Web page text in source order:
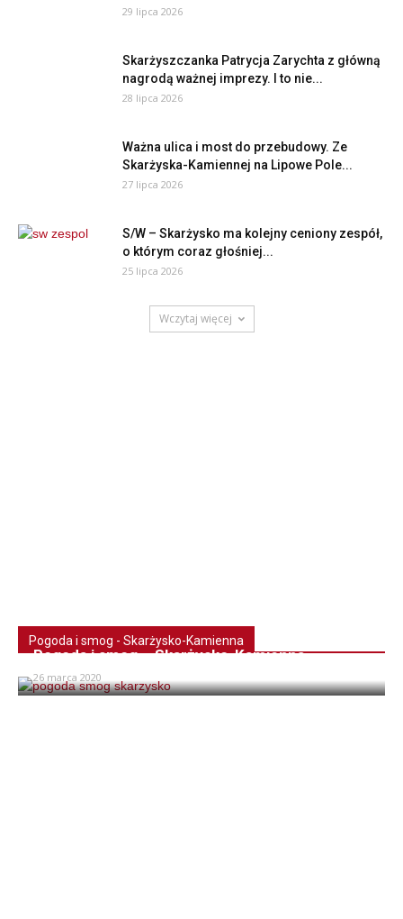
29 lipca 2026
Skarżyszczanka Patrycja Zarychta z główną
nagrodą ważnej imprezy. I to nie...
28 lipca 2026
Ważna ulica i most do przebudowy. Ze
Skarżyska-Kamiennej na Lipowe Pole...
27 lipca 2026
S/W – Skarżysko ma kolejny ceniony zespół,
o którym coraz głośniej...
25 lipca 2026
Wczytaj więcej
Pogoda i smog - Skarżysko-Kamienna
Pogoda i smog – Skarżysko-Kamienna
26 marca 2020